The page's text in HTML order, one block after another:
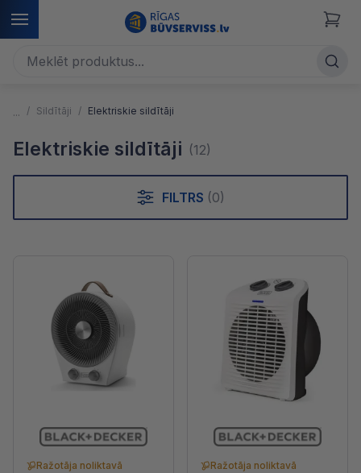
Sildītāji Elektriskie sildītāji
Elektriskie sildītāji (12)
FILTRS (0)
Ražotāja noliktavā Ražotāja noliktavā